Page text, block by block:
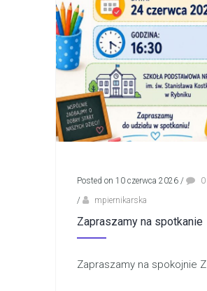
Posted on 10 czerwca 2026 /
0
/
mpiernikarska
Zapraszamy na spotkanie
Zapraszamy na spokojnie Z